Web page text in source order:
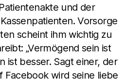
und der
Vorsorge
scheint ihm wichtig zu
„Vermögend sein ist
ist besser. Sagt einer, der
Facebook wird seine liebe